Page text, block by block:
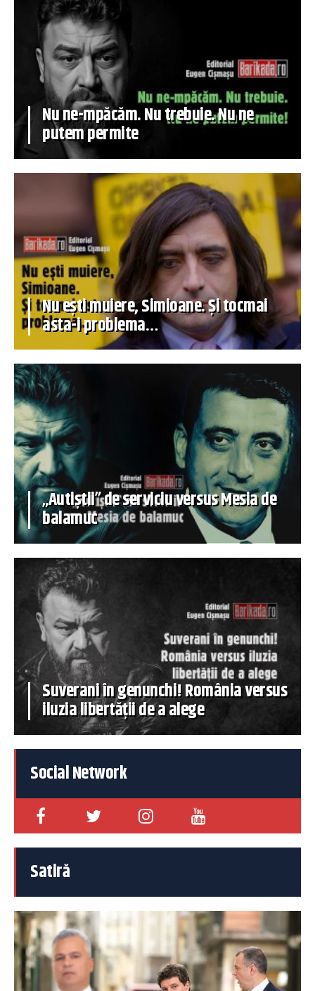
Nu ne-mpăcăm. Nu trebuie. Nu ne
putem permite
Nu ești muiere, Simioane. Și tocmai
asta-i problema…
„Autiștii” de serviciu versus Mesia de
balamuc
Suverani în genunchi! România versus
iluzia libertății de a alege
Social Network
Satiră